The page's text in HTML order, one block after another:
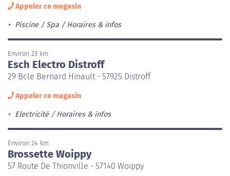
Appeler ce magasin
Piscine / Spa Horaires & infos
Environ 23 km
Esch Electro Distroff
29 Bcle Bernard Hinault - 57925 Distroff
Appeler ce magasin
Electricité Horaires & infos
Environ 24 km
Brossette Woippy
57 Route De Thionville - 57140 Woippy